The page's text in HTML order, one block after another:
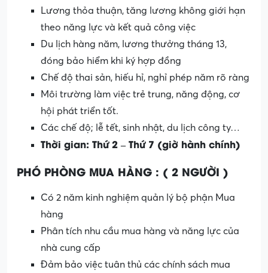
Lương thỏa thuận, tăng lương không giới hạn
theo năng lực và kết quả công việc
Du lịch hàng năm, lương thưởng tháng 13,
đóng bảo hiểm khi ký hợp đồng
Chế độ thai sản, hiếu hỉ, nghỉ phép năm rõ ràng
Môi trường làm việc trẻ trung, năng động, cơ
hội phát triển tốt.
Các chế độ; lễ tết, sinh nhật, du lịch công ty…
Thời gian: Thứ 2 – Thứ 7 (giờ hành chính)
PHÓ PHÒNG MUA HÀNG : ( 2 NGƯỜI )
Có 2 năm kinh nghiệm quản lý bộ phận Mua
hàng
Phân tích nhu cầu mua hàng và năng lực của
nhà cung cấp
Đảm bảo việc tuân thủ các chính sách mua